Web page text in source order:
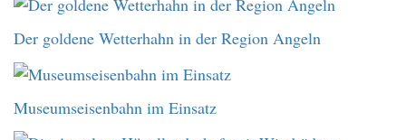
Der goldene Wetterhahn in der Region Angeln
Museumseisenbahn im Einsatz